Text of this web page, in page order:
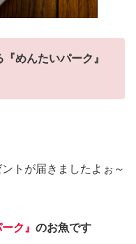
めんたいパーク』
トが届きましたよぉ～
ク』 のお魚です